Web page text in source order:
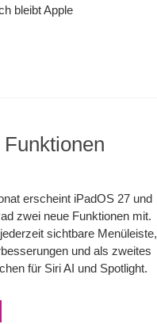
bleibt Apple
erscheint iPadOS 27 und
zwei neue Funktionen mit.
sichtbare Menüleiste,
und als zweites
für Siri AI und Spotlight.